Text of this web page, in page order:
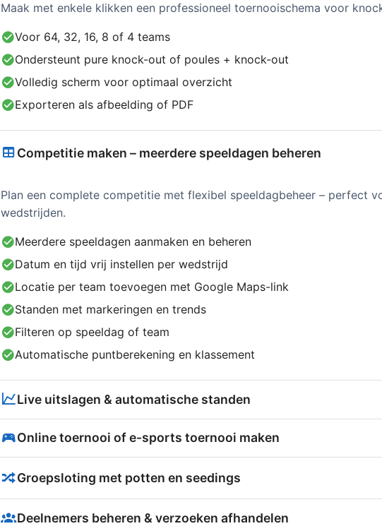
Maak met enkele klikken een professioneel toernooischema voor
Voor 64, 32, 16, 8 of 4 teams
Ondersteunt pure knock-out of poules + knock-out
Volledig scherm voor optimaal overzicht
Exporteren als afbeelding of PDF
Competitie maken – meerdere speeldagen beheren
Plan een complete competitie met flexibel speeldagbeheer – perfect
wedstrijden.
Meerdere speeldagen aanmaken en beheren
Datum en tijd vrij instellen per wedstrijd
Locatie per team toevoegen met Google Maps-link
Standen met markeringen en trends
Filteren op speeldag of team
Automatische puntberekening en klassement
Live uitslagen & automatische standen
Online toernooi of e-sports toernooi maken
Groepsloting met potten en seedings
Deelnemers beheren & verzoeken afhandelen